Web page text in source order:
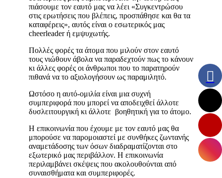
πιάσουμε τον εαυτό μας να λέει «Συγκεντρώσου
στις ερωτήσεις που βλέπεις, προσπάθησε και θα τα
καταφέρεις», αυτός είναι ο εσωτερικός μας
cheerleader ή εμψυχωτής.
Πολλές φορές τα άτομα που μιλούν στον εαυτό
τους νιώθουν άβολα να παραδεχτούν πως το κάνουν
κι άλλες φορές οι άνθρωποι που το παρατηρούν
πιθανά να το αξιολογήσουν ως παραμιλητό.
Ωστόσο η αυτό-ομιλία είναι μια συχνή
συμπεριφορά που μπορεί να αποδειχθεί άλλοτε
δυσλειτουργική κι άλλοτε βοηθητική για το άτομο.
Η επικοινωνία που έχουμε με τον εαυτό μας θα
μπορούσε να παρομοιαστεί με συνθήκες ζωντανής
αναμετάδοσης των όσων διαδραματίζονται στο
εξωτερικό μας περιβάλλον. Η επικοινωνία
περιλαμβάνει σκέψεις που ακολουθούνται από
συναισθήματα και συμπεριφορές.